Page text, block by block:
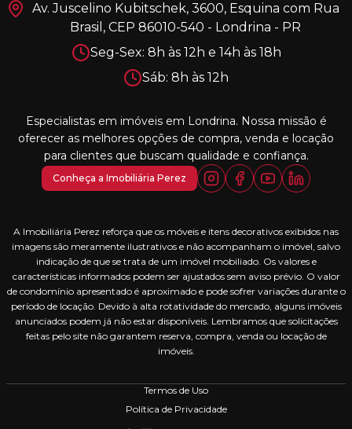
Av. Juscelino Kubitschek, 3600, Esquina com Rua
Brasil, CEP 86010-540 - Londrina - PR
Seg-Sex: 8h às 12h e 14h às 18h
Sáb: 8h às 12h
Especialistas em imóveis em Londrina. Nossa missão é
oferecer as melhores opções de compra, venda e locação
para clientes que buscam qualidade e confiança.
Conheça a Imobiliária Perez
A Imobiliária Perez reforça que os móveis e itens decorativos exibidos nas
imagens são meramente ilustrativos e não acompanham o imóvel, salvo
indicação de que se trata de um imóvel mobiliado. Os valores e
características informados podem ser ajustados sem aviso prévio. O valor
de condomínio apresentado é aproximado e pode sofrer variações durante o
período de locação. Devido à alta rotatividade do mercado, alguns imóveis
anunciados podem já não estar disponíveis. Lembramos que solicitações
feitas pelo site não garantem reserva, compra, venda ou locação de
imóveis.
Termos de Uso
Política de Privacidade